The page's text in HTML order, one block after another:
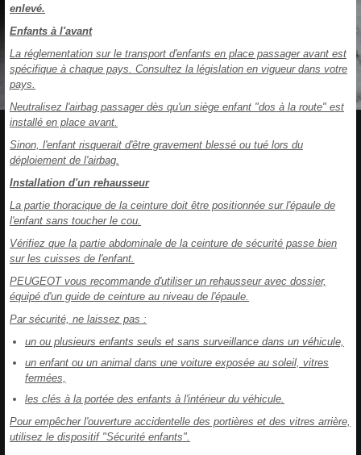
enlevé.
Enfants à l'avant
La réglementation sur le transport d'enfants en place passager avant est
spécifique à chaque pays. Consultez la législation en vigueur dans votre
pays.
Neutralisez l'airbag passager dès qu'un siège enfant "dos à la route" est
installé en place avant.
Sinon, l'enfant risquerait d'être gravement blessé ou tué lors du
déploiement de l'airbag.
Installation d'un rehausseur
La partie thoracique de la ceinture doit être positionnée sur l'épaule de
l'enfant sans toucher le cou.
Vérifiez que la partie abdominale de la ceinture de sécurité passe bien
sur les cuisses de l'enfant.
PEUGEOT vous recommande d'utiliser un rehausseur avec dossier,
équipé d'un guide de ceinture au niveau de l'épaule.
Par sécurité, ne laissez pas :
un ou plusieurs enfants seuls et sans surveillance dans un véhicule,
un enfant ou un animal dans une voiture exposée au soleil, vitres
fermées,
les clés à la portée des enfants à l'intérieur du véhicule.
Pour empêcher l'ouverture accidentelle des portières et des vitres arrière,
utilisez le dispositif "Sécurité enfants".